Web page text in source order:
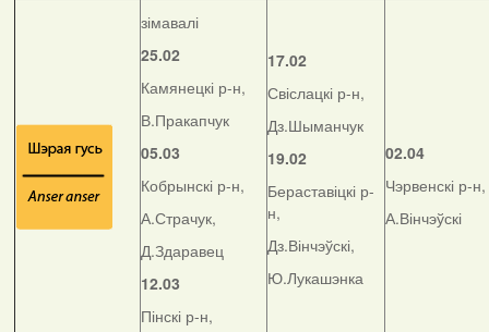
зімавалі
25.02
Камянецкі р-н,
В.Пракапчук
05.03
Кобрынскі р-н,
А.Страчук,
Д.Здаравец
12.03
Пінскі р-н,
17.02
Свіслацкі р-н,
Дз.Шыманчук
19.02
Бераставіцкі р-
н,
Дз.Вінчэўскі,
Ю.Лукашэнка
02.04
Чэрвенскі р-н,
А.Вінчэўскі